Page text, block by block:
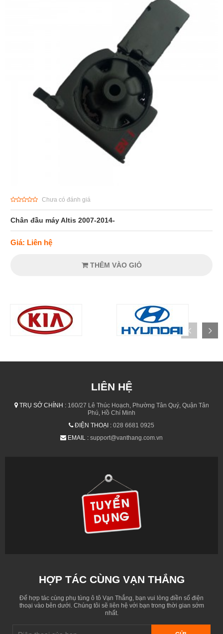
Chưa có đánh giá
Chân đầu máy Altis 2007-2014-
Giá: Liên hệ
THÊM VÀO GIỎ
LIÊN HỆ
TRỤ SỞ CHÍNH :160/27 Lê Thúc Hoạch, Phường Tân Quý, Quận Tân
Phú, Hồ Chí Minh
ĐIỆN THOẠI : 028 6681 0925
EMAIL : support@vanthang.com.vn
HỢP TÁC CÙNG VẠN THẮNG
Để hợp tác cùng phụ tùng ô tô Vạn Thắng, bạn vui lòng điền số điện
thoại vào bên dưới. Chúng tôi sẽ liên hệ với bạn trong thời gian sớm
nhất.